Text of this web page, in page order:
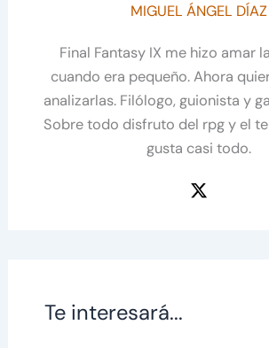
MIGUEL ÁNGEL DÍAZ
Final Fantasy IX me hizo amar
cuando era pequeño. Ahora
analizarlas. Filólogo, guionista y
Sobre todo disfruto del rpg y el
gusta casi todo.
Te interesará...